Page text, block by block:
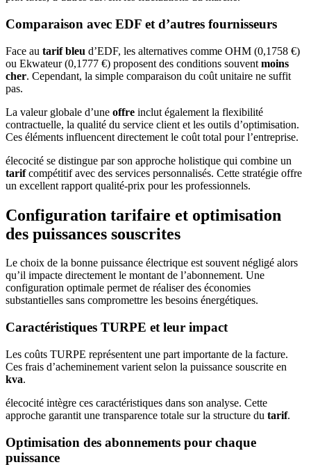
Comparaison avec EDF et d’autres fournisseurs
Face au tarif bleu d’EDF, les alternatives comme OHM (0,1758 €)
ou Ekwateur (0,1777 €) proposent des conditions souvent moins
cher. Cependant, la simple comparaison du coût unitaire ne suffit
pas.
La valeur globale d’une offre inclut également la flexibilité
contractuelle, la qualité du service client et les outils d’optimisation.
Ces éléments influencent directement le coût total pour l’entreprise.
élecocité se distingue par son approche holistique qui combine un
tarifcompétitif avec des services personnalisés. Cette stratégie offre
un excellent rapport qualité-prix pour les professionnels.
Configuration tarifaire et optimisation
des puissances souscrites
Le choix de la bonne puissance électrique est souvent négligé alors
qu’il impacte directement le montant de l’abonnement. Une
configuration optimale permet de réaliser des économies
substantielles sans compromettre les besoins énergétiques.
Caractéristiques TURPE et leur impact
Les coûts TURPE représentent une part importante de la facture.
Ces frais d’acheminement varient selon la puissance souscrite en
kva.
élecocité intègre ces caractéristiques dans son analyse. Cette
approche garantit une transparence totale sur la structure du tarif.
Optimisation des abonnements pour chaque
puissance